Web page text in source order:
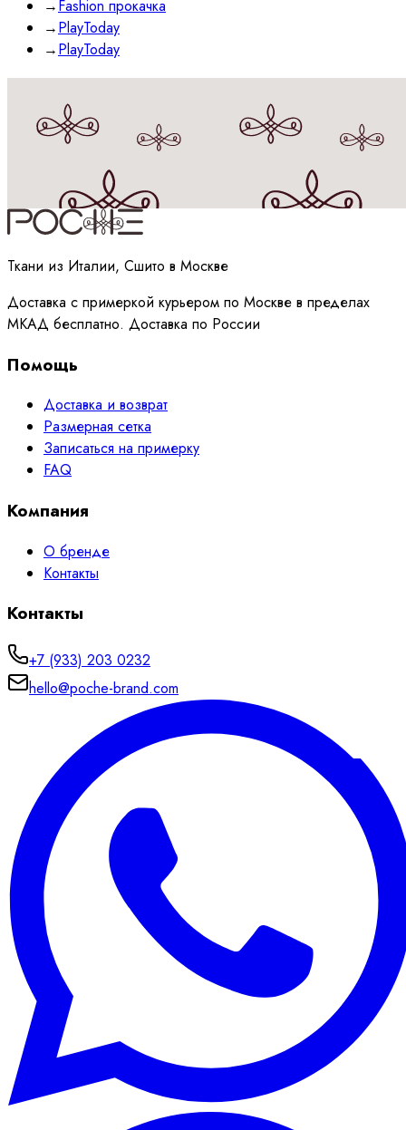
→ Fashion прокачка
→PlayToday
→PlayToday
Принимаюполитикуобработки данных
Ткани из Италии, Сшито в Москве
Доставка с примеркой курьером по Москве в пределах
МКАД бесплатно. Доставка по России
Помощь
Доставка и возврат
Размерная сетка
Записаться на примерку
FAQ
Компания
О бренде
Контакты
Контакты
+7 (933) 203 0232
hello@poche-brand.com